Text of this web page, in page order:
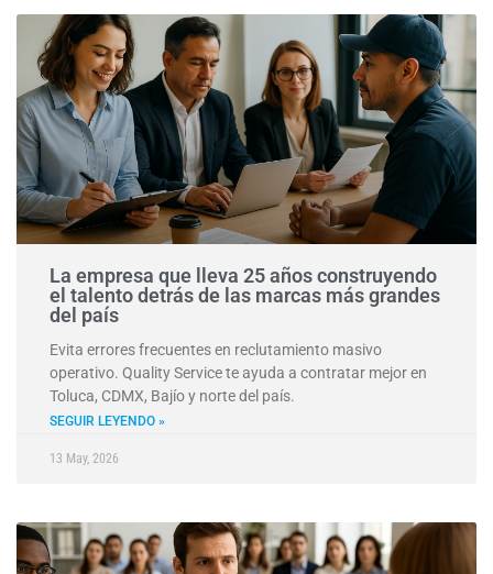
La empresa que lleva 25 años construyendo
el talento detrás de las marcas más grandes
del país
Evita errores frecuentes en reclutamiento masivo
operativo. Quality Service te ayuda a contratar mejor en
Toluca, CDMX, Bajío y norte del país.
SEGUIR LEYENDO »
13 May, 2026